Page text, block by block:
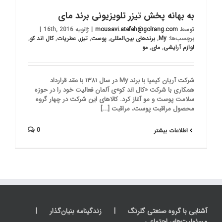
به بهانه پخش تیزر تلویزیونی برند مای
توسط mousavi.atefeh@golrang.com
| ژانویه 16th, 2016
|
برچسب‌ها: My
, برندهای بین‌المللی, پوست, تیزر, عطریات,کال اند کو,
لوازم آرایشی, مای, مو
شرکت آریان کیمیا با برند My در سال ۱۳۸۱ با عقد قرارداد
همکاری با شرکت «کال اند کو»ی آلمان فعالیت خود را در حوزه
سلامت پوست و مو آغاز کرد. کالاهای این شرکت در چهار گروه
محصول مراقبت پوست، مراقبت [...]
اطلاعات بیشتر 0
آشنایی با گروه صنعتی گلرنگ
زندگینامه بنیان‌گذار